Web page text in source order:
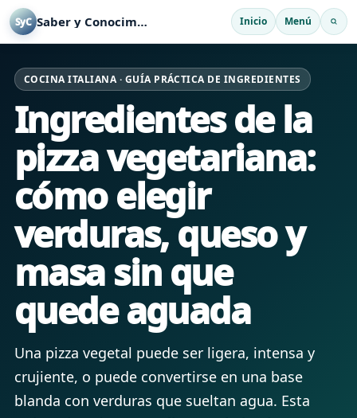
SyC Saber y Conocimiento Inicio Menú
COCINA ITALIANA · GUÍA PRÁCTICA DE INGREDIENTES
Ingredientes de la
pizza vegetariana:
cómo elegir
verduras, queso y
masa sin que
quede aguada
Una pizza vegetal puede ser ligera, intensa y
crujiente, o puede convertirse en una base
blanda con verduras que sueltan agua. Esta